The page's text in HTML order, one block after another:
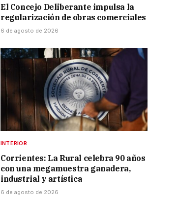
El Concejo Deliberante impulsa la
regularización de obras comerciales
6 de agosto de 2026
INTERIOR
Corrientes: La Rural celebra 90 años
con una megamuestra ganadera,
industrial y artística
6 de agosto de 2026